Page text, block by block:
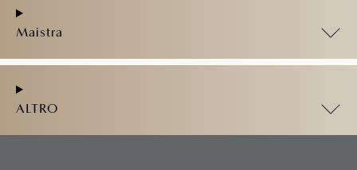
Maistra
ALTRO